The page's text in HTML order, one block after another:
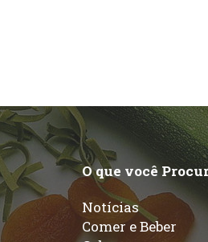
O que você
Notícias
Comer e Beber